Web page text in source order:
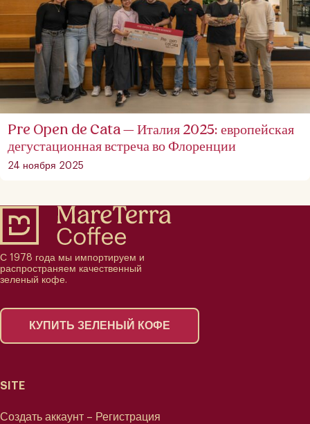
Pre Open de Cata — Италия 2025: европейская
дегустационная встреча во Флоренции
24 ноября 2025
С 1978 года мы импортируем и
распространяем качественный
зеленый кофе.
КУПИТЬ ЗЕЛЕНЫЙ КОФЕ
SITE
Создать аккаунт – Регистрация